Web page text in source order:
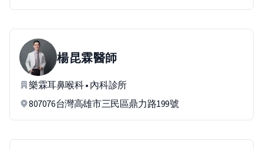
楊昆霖醫師
樂霖耳鼻喉科 • 內科診所
807076台灣高雄市三民區鼎力路199號